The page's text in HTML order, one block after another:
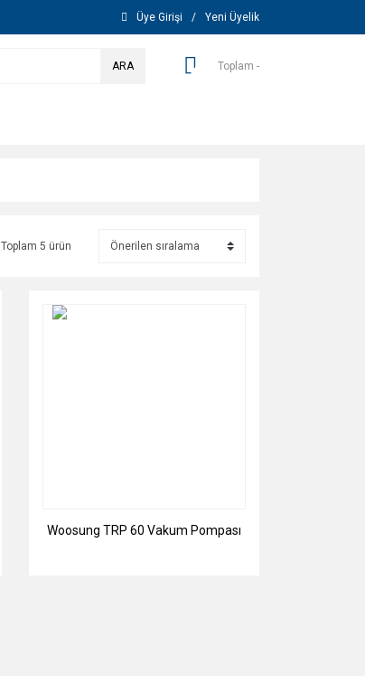
Üye Girişi / Yeni Üyelik
ARA Toplam -
Toplam 5 ürün
Woosung TRP 60 Vakum Pompası